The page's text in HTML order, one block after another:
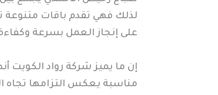
لذلك فهي تقدم باقات متنوعة
على إنجاز العمل بسرعة
إن ما يميز شركة رواد الكويت
مناسبة يعكس التزامها تجاه